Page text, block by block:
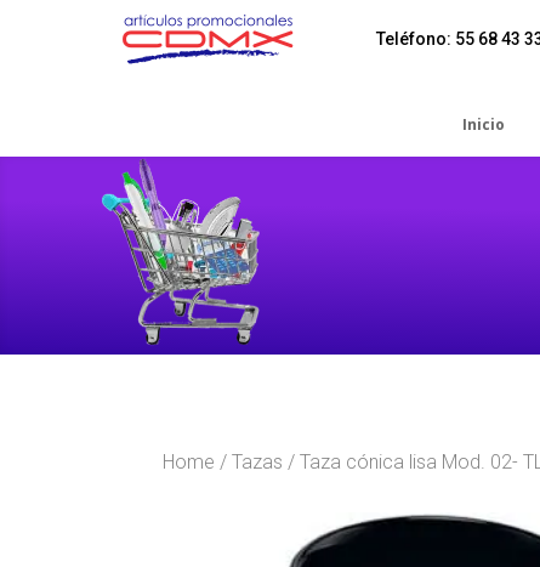
Teléfono: 55 68 43
Inicio
Home /Tazas / Taza cónica lisa Mod. 02-